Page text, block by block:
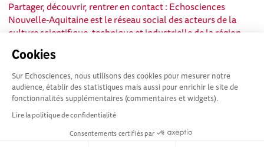
Cookies
Sur Echosciences, nous utilisons des cookies pour mesurer notre
audience, établir des statistiques mais aussi pour enrichir le site de
fonctionnalités supplémentaires (commentaires et widgets).
Lire la politique de confidentialité
Consentements certifiés par
Partager, découvrir, rentrer en contact : Echosciences
Nouvelle-Aquitaine est le réseau social des acteurs de la
culture scientifique, technique et industrielle de la région.
Mentions légales
|Ligne éditoriale